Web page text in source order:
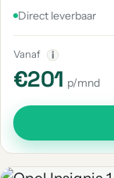
Direct leverbaar
Vanaf i
€201 p/mnd